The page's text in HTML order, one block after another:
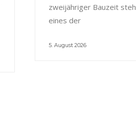
zweijähriger Bauzeit
eines der
5. August 2026